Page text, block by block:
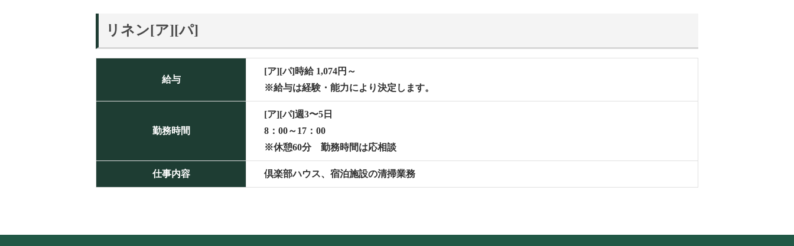
リネン[ア][パ]
給与
[ア][パ]時給 1,074円～
※給与は経験・能力により決定します。
勤務時間
[ア][パ]週3〜5⽇
8：00～17：00
※休憩60分 勤務時間は応相談
仕事内容 倶楽部ハウス、宿泊施設の清掃業務